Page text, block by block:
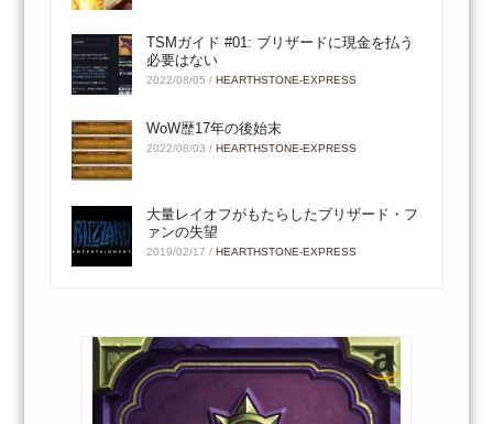
TSMガイド #01: ブリザードに現金を払う
必要はない
2022/08/05 / HEARTHSTONE-EXPRESS
WoW歴17年の後始末
2022/08/03 /HEARTHSTONE-EXPRESS
大量レイオフがもたらしたブリザード・フ
ァンの失望
2019/02/17 /HEARTHSTONE-EXPRESS